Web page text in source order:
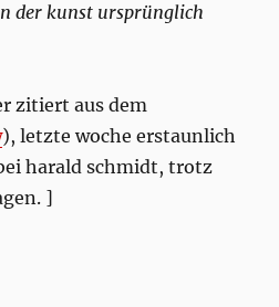
der kunst ursprünglich
zitiert aus dem
), letzte woche erstaunlich
harald schmidt, trotz
]